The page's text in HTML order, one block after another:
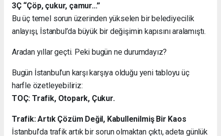
3Ç “Çöp, çukur, çamur…”
Bu üç temel sorun üzerinden yükselen bir belediyecilik
anlayışı, İstanbul’da büyük bir değişimin kapısını aralamıştı.
Aradan yıllar geçti. Peki bugün ne durumdayız?
Bugün İstanbul’un karşı karşıya olduğu yeni tabloyu üç
harfle özetleyebiliriz:
TOÇ: Trafik, Otopark, Çukur.
Trafik: Artık Çözüm Değil, Kabullenilmiş Bir Kaos
İstanbul’da trafik artık bir sorun olmaktan çıktı, adeta günlük